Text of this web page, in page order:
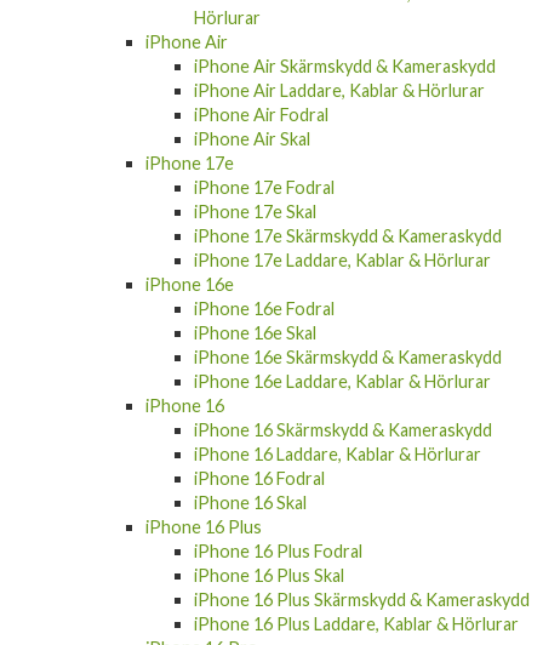
iPhone 17 Pro Max Skal
iPhone 17 Pro Max Skärmskydd &
Kameraskydd
iPhone 17 Pro Max Laddare, Kablar &
Hörlurar
iPhone Air
iPhone Air Skärmskydd & Kameraskydd
iPhone Air Laddare, Kablar & Hörlurar
iPhone Air Fodral
iPhone Air Skal
iPhone 17e
iPhone 17e Fodral
iPhone 17e Skal
iPhone 17e Skärmskydd & Kameraskydd
iPhone 17e Laddare, Kablar & Hörlurar
iPhone 16e
iPhone 16e Fodral
iPhone 16e Skal
iPhone 16e Skärmskydd & Kameraskydd
iPhone 16e Laddare, Kablar & Hörlurar
iPhone 16
iPhone 16 Skärmskydd & Kameraskydd
iPhone 16 Laddare, Kablar & Hörlurar
iPhone 16 Fodral
iPhone 16 Skal
iPhone 16 Plus